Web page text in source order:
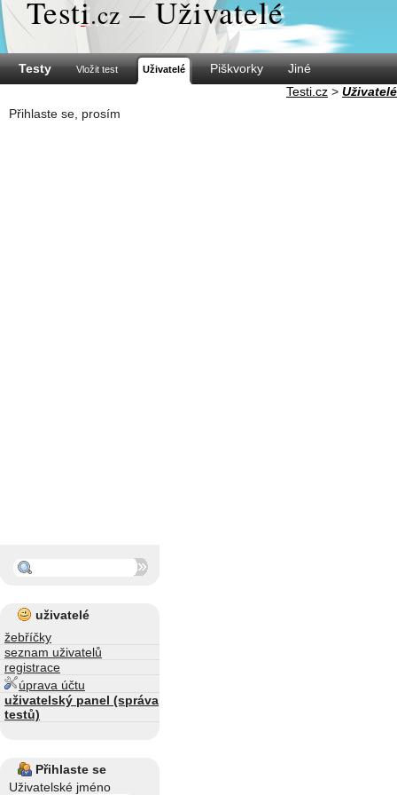
Testi.cz – Uživatelé
Testy Vložit test Uživatelé Piškvorky
Jiné
Testi.cz > Uživatelé
Přihlaste se, prosím
uživatelé
žebříčky
seznam uživatelů
registrace
úprava účtu
uživatelský panel (správa
testů)
Přihlaste se
Uživatelské jméno